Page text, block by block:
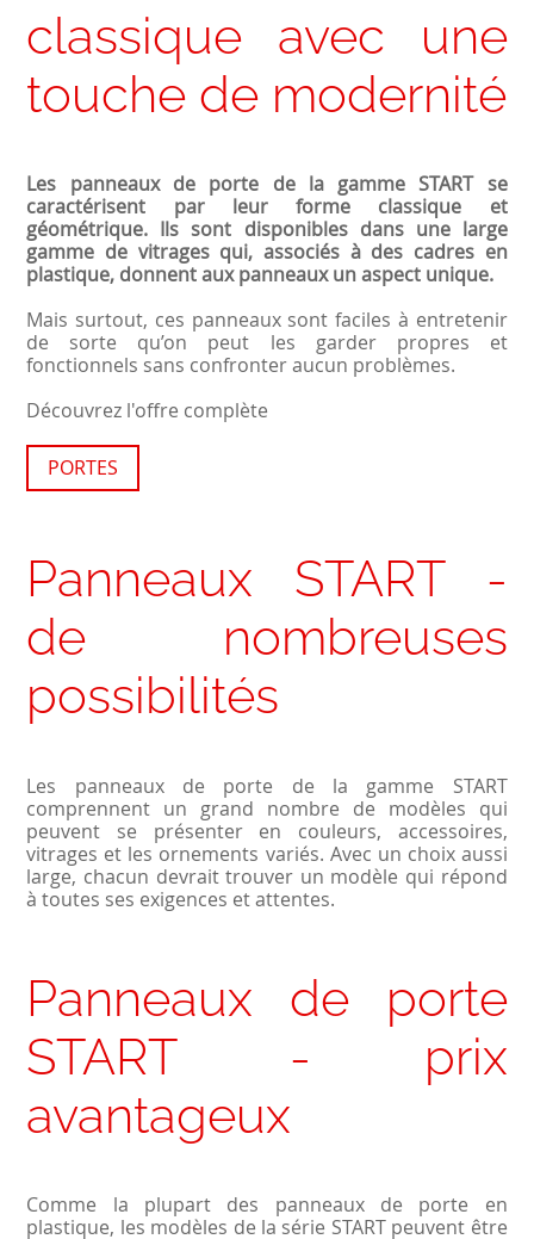
classique avec une
touche de modernité
Les panneaux de porte de la gamme START se
caractérisent par leur forme classique et
géométrique. Ils sont disponibles dans une large
gamme de vitrages qui, associés à des cadres en
plastique, donnent aux panneaux un aspect unique.
Mais surtout, ces panneaux sont faciles à entretenir
de sorte qu’on peut les garder propres et
fonctionnels sans confronter aucun problèmes.
Découvrez l'offre complète
PORTES
Panneaux START -
de nombreuses
possibilités
Les panneaux de porte de la gamme START
comprennent un grand nombre de modèles qui
peuvent se présenter en couleurs, accessoires,
vitrages et les ornements variés. Avec un choix aussi
large, chacun devrait trouver un modèle qui répond
à toutes ses exigences et attentes.
Panneaux de porte
START - prix
avantageux
Comme la plupart des panneaux de porte en
plastique, les modèles de la série START peuvent être